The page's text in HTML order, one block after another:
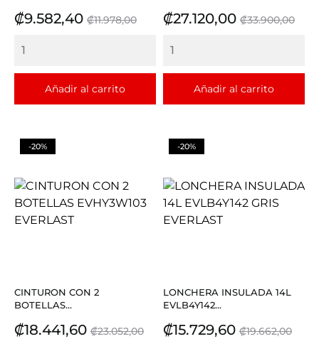
Precio
₡9.582,40 Precio
₡11.978,00
Añadir al carrito
Precio
₡27.120,00 Precio
₡33.900,00
Añadir al carrito
CINTURON CON 2
BOTELLAS...
Precio
₡18.441,60 Precio
₡23.052,00
-20%
LONCHERA INSULADA 14L
EVLB4Y142...
Precio
₡15.729,60 Precio
₡19.662,00
-20%